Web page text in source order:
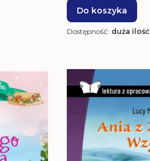
Do koszyka
Dostępność: duża ilość